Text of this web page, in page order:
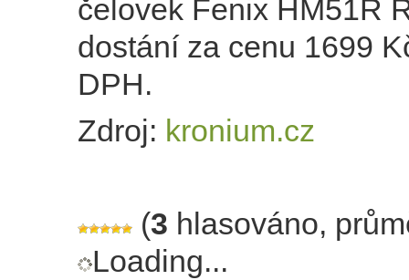
čelovek Fenix HM51R
dostání za cenu 1699
DPH.
Zdroj: kronium.cz
(3 hlasováno,
Loading...